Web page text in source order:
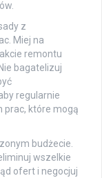
z
Miej na
remontu
bagatelizuj
regularnie
prac, które mogą
budżecie.
wszelkie
ofert i negocjuj